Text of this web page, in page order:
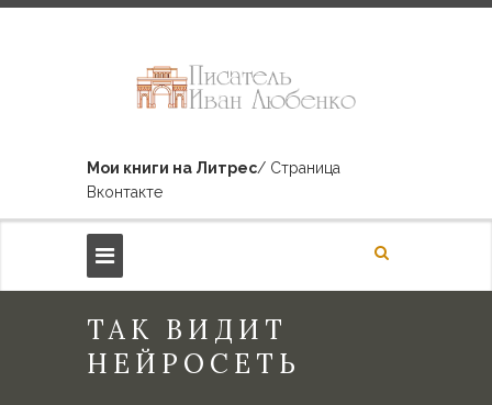
Мои книги на Литрес/ Страница
Вконтакте
ТАК ВИДИТ
НЕЙРОСЕТЬ